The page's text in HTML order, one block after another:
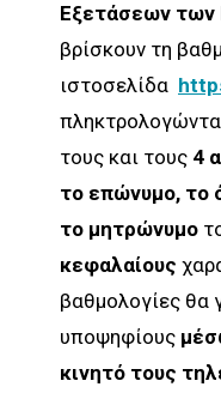
Εξετάσεων των
βρίσκουν τη
ιστοσελίδα
τους και τους 4
το επώνυμο, το
το μητρώνυμο
κεφαλαίους
βαθμολογίες θα
υποψηφίους
κινητό τους